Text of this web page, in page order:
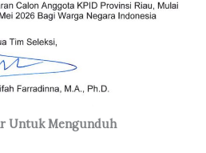
Untuk Mengunduh